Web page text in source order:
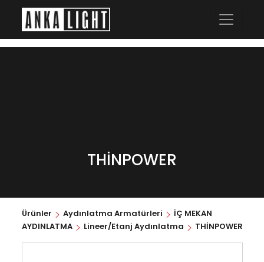
THİNPOWER
Ürünler Aydınlatma Armatürleri
İÇ MEKAN
AYDINLATMA
Lineer/Etanj Aydınlatma THİNPOWER